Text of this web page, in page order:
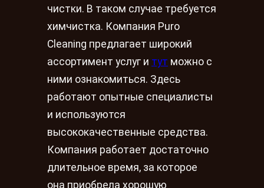
чистки. В таком случае требуется
химчистка. Компания Puro
Cleaning предлагает широкий
ассортимент услуг и тут можно с
ними ознакомиться. Здесь
работают опытные специалисты
и используются
высококачественные средства.
Компания работает достаточно
длительное время, за которое
она приобрела хорошую